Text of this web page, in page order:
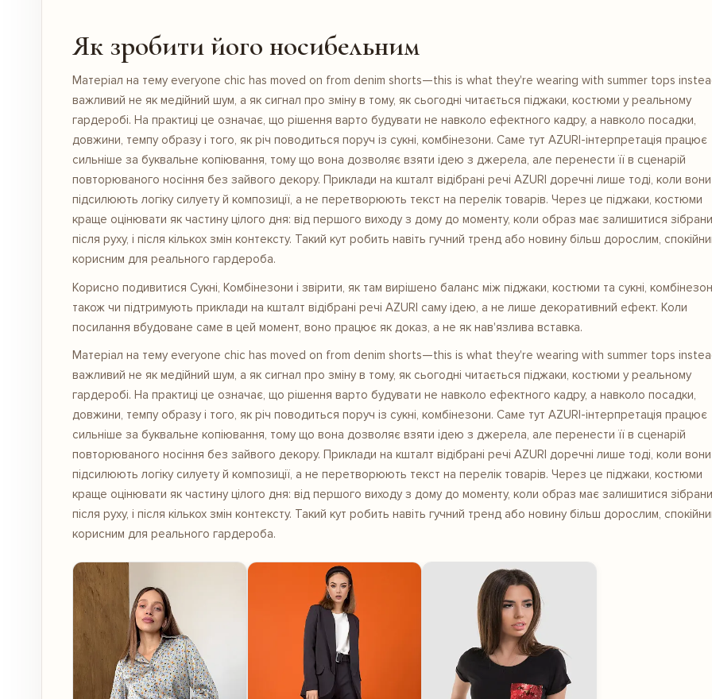
Як зробити його носибельним
Матеріал на тему everyone chic has moved on from denim shorts—this is what they're wearing with summer tops
важливий не як медійний шум, а як сигнал про зміну в тому, як сьогодні читається піджаки, костюми у реальному
гардеробі. На практиці це означає, що рішення варто будувати не навколо ефектного кадру, а навколо посадки,
довжини, темпу образу і того, як річ поводиться поруч із сукні, комбінезони. Саме тут AZURI-інтерпретація працює
сильніше за буквальне копіювання, тому що вона дозволяє взяти ідею з джерела, але перенести її в сценарій
повторюваного носіння без зайвого декору. Приклади на кшталт відібрані речі AZURI доречні лише тоді, коли вони
підсилюють логіку силуету й композиції, а не перетворюють текст на перелік товарів. Через це піджаки, костюми
краще оцінювати як частину цілого дня: від першого виходу з дому до моменту, коли образ має залишитися
після руху, і після кількох змін контексту. Такий кут робить навіть гучний тренд або новину більш дорослим,
корисним для реального гардероба.
Корисно подивитися Сукні, Комбінезони і звірити, як там вирішено баланс між піджаки, костюми та сукні,
також чи підтримують приклади на кшталт відібрані речі AZURI саму ідею, а не лише декоративний ефект. Коли
посилання вбудоване саме в цей момент, воно працює як доказ, а не як нав'язлива вставка.
Матеріал на тему everyone chic has moved on from denim shorts—this is what they're wearing with summer tops
важливий не як медійний шум, а як сигнал про зміну в тому, як сьогодні читається піджаки, костюми у реальному
гардеробі. На практиці це означає, що рішення варто будувати не навколо ефектного кадру, а навколо посадки,
довжини, темпу образу і того, як річ поводиться поруч із сукні, комбінезони. Саме тут AZURI-інтерпретація працює
сильніше за буквальне копіювання, тому що вона дозволяє взяти ідею з джерела, але перенести її в сценарій
повторюваного носіння без зайвого декору. Приклади на кшталт відібрані речі AZURI доречні лише тоді, коли вони
підсилюють логіку силуету й композиції, а не перетворюють текст на перелік товарів. Через це піджаки, костюми
краще оцінювати як частину цілого дня: від першого виходу з дому до моменту, коли образ має залишитися
після руху, і після кількох змін контексту. Такий кут робить навіть гучний тренд або новину більш дорослим,
корисним для реального гардероба.